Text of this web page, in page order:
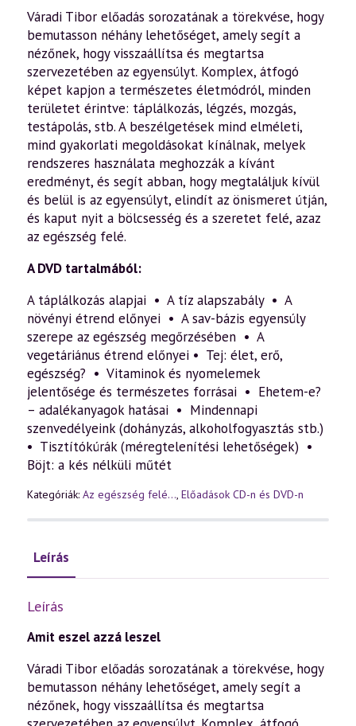
mennyiség
Váradi Tibor előadás sorozatának a törekvése, hogy
bemutasson néhány lehetőséget, amely segít a
nézőnek, hogy visszaállítsa és megtartsa
szervezetében az egyensúlyt. Komplex, átfogó
képet kapjon a természetes életmódról, minden
területet érintve: táplálkozás, légzés, mozgás,
testápolás, stb. A beszélgetések mind elméleti,
mind gyakorlati megoldásokat kínálnak, melyek
rendszeres használata meghozzák a kívánt
eredményt, és segít abban, hogy megtaláljuk kívül
és belül is az egyensúlyt, elindít az önismeret útján,
és kaput nyit a bölcsesség és a szeretet felé, azaz
az egészség felé.
A DVD tartalmából:
A táplálkozás alapjai • A tíz alapszabály • A
növényi étrend előnyei • A sav-bázis egyensúly
szerepe az egészség megőrzésében • A
vegetáriánus étrend előnyei • Tej: élet, erő,
egészség? • Vitaminok és nyomelemek
jelentősége és természetes forrásai • Ehetem-e?
– adalékanyagok hatásai • Mindennapi
szenvedélyeink (dohányzás, alkoholfogyasztás stb.)
• Tisztítókúrák (méregtelenítési lehetőségek) •
Böjt: a kés nélküli műtét
Kategóriák: Az egészség felé..., Előadások CD-n és DVD-n
Leírás
Leírás
Amit eszel azzá leszel
Váradi Tibor előadás sorozatának a törekvése, hogy
bemutasson néhány lehetőséget, amely segít a
nézőnek, hogy visszaállítsa és megtartsa